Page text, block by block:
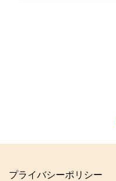
プライバシーポリシー